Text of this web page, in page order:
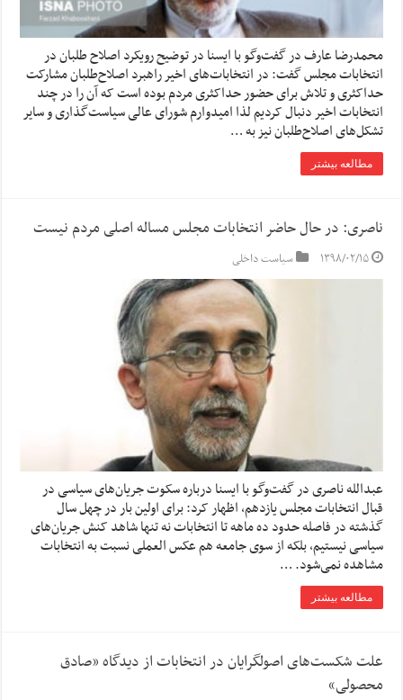
محمدرضا عارف در گفت‌وگو با ایسنا در توضیح رویکرد اصلاح طلبان در
انتخابات مجلس گفت: در انتخابات‌های اخیر راهبرد اصلاح‌طلبان مشارکت
حداکثری و تلاش برای حضور حداکثری مردم بوده است که آن را در چند
انتخابات اخیر دنبال کردیم لذا امیدوارم شورای عالی سیاست‌گذاری و سایر
تشکل‌های اصلاح‌طلبان نیز به …
مطالعه بیشتر
ناصری: در حال حاضر انتخابات مجلس مساله اصلی مردم نیست
۱۳۹۸/۰۲/۱۵ سیاست داخلی
عبدالله ناصری در گفت‌وگو با ایسنا درباره سکوت جریان‌های سیاسی در
قبال انتخابات مجلس یازدهم، اظهار کرد: برای اولین بار در چهل سال
گذشته در فاصله حدود ده ماهه تا انتخابات نه تنها شاهد کنش جریان‌های
سیاسی نیستیم، بلکه از سوی جامعه هم عکس العملی نسبت به انتخابات
مشاهده نمی‌شود. …
مطالعه بیشتر
علت شکست‌های اصولگرایان در انتخابات از دیدگاه «صادق
محصولی»